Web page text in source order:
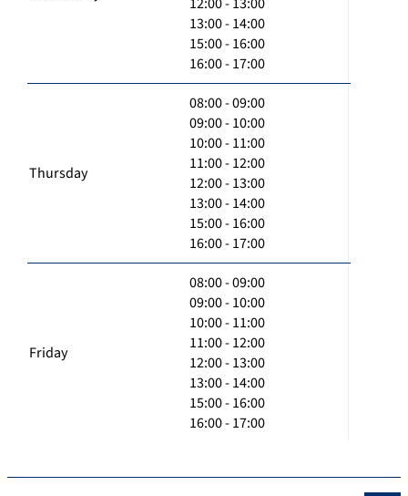
13:00 - 14:00
15:00 - 16:00
16:00 - 17:00
Thursday
08:00 - 09:00
09:00 - 10:00
10:00 - 11:00
11:00 - 12:00
12:00 - 13:00
13:00 - 14:00
15:00 - 16:00
16:00 - 17:00
Friday
08:00 - 09:00
09:00 - 10:00
10:00 - 11:00
11:00 - 12:00
12:00 - 13:00
13:00 - 14:00
15:00 - 16:00
16:00 - 17:00